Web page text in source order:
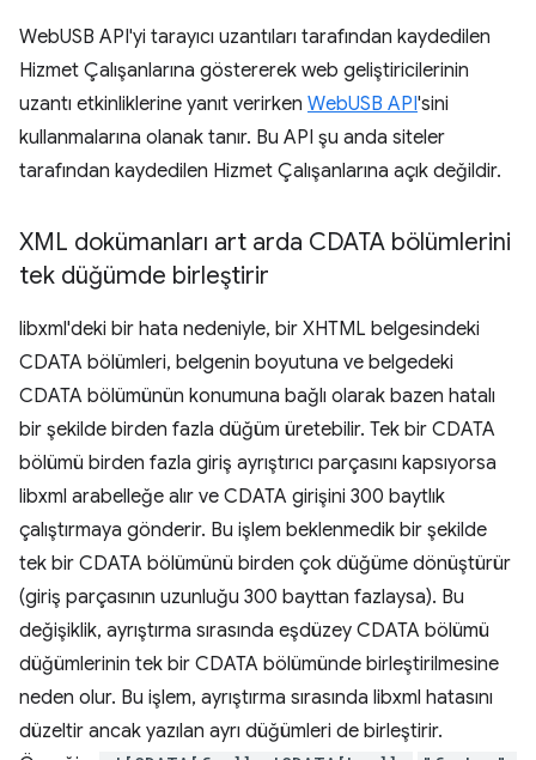
WebUSB API'yi tarayıcı uzantıları tarafından kaydedilen
Hizmet Çalışanlarına göstererek web geliştiricilerinin
uzantı etkinliklerine yanıt verirken WebUSB API'sini
kullanmalarına olanak tanır. Bu API şu anda siteler
tarafından kaydedilen Hizmet Çalışanlarına açık değildir.
XML dokümanları art arda CDATA bölümlerini
tek düğümde birleştirir
libxml'deki bir hata nedeniyle, bir XHTML belgesindeki
CDATA bölümleri, belgenin boyutuna ve belgedeki
CDATA bölümünün konumuna bağlı olarak bazen hatalı
bir şekilde birden fazla düğüm üretebilir. Tek bir CDATA
bölümü birden fazla giriş ayrıştırıcı parçasını kapsıyorsa
libxml arabelleğe alır ve CDATA girişini 300 baytlık
çalıştırmaya gönderir. Bu işlem beklenmedik bir şekilde
tek bir CDATA bölümünü birden çok düğüme dönüştürür
(giriş parçasının uzunluğu 300 bayttan fazlaysa). Bu
değişiklik, ayrıştırma sırasında eşdüzey CDATA bölümü
düğümlerinin tek bir CDATA bölümünde birleştirilmesine
neden olur. Bu işlem, ayrıştırma sırasında libxml hatasını
düzeltir ancak yazılan ayrı düğümleri de birleştirir.